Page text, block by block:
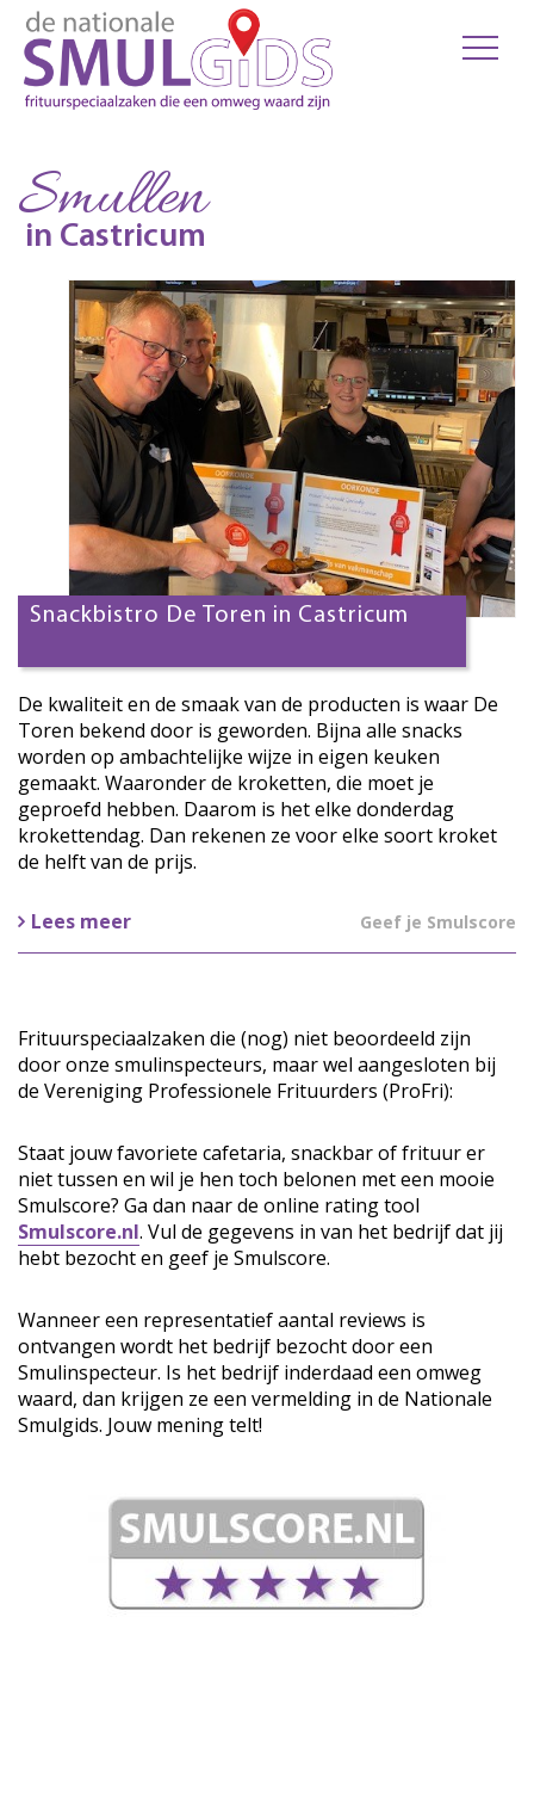
Smullen
in Castricum
Snackbistro De Toren in Castricum
De kwaliteit en de smaak van de producten is waar De
Toren bekend door is geworden. Bijna alle snacks
worden op ambachtelijke wijze in eigen keuken
gemaakt. Waaronder de kroketten, die moet je
geproefd hebben. Daarom is het elke donderdag
krokettendag. Dan rekenen ze voor elke soort kroket
de helft van de prijs.
Lees meer Geef je Smulscore
Frituurspeciaalzaken die (nog) niet beoordeeld zijn
door onze smulinspecteurs, maar wel aangesloten bij
de Vereniging Professionele Frituurders (ProFri):
Staat jouw favoriete cafetaria, snackbar of frituur er
niet tussen en wil je hen toch belonen met een mooie
Smulscore? Ga dan naar de online rating tool
Smulscore.nl. Vul de gegevens in van het bedrijf dat jij
hebt bezocht en geef je Smulscore.
Wanneer een representatief aantal reviews is
ontvangen wordt het bedrijf bezocht door een
Smulinspecteur. Is het bedrijf inderdaad een omweg
waard, dan krijgen ze een vermelding in de Nationale
Smulgids. Jouw mening telt!